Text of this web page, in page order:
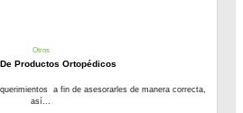
Otros
Productos Ortopédicos
a fin de asesorarles de manera correcta,
así...